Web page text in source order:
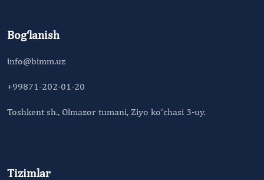
Bog‘lanish
info@bimm.uz
+99871-202-01-20
Toshkent sh., Olmazor tumani, Ziyo ko‘chasi 3-uy.
Tizimlar